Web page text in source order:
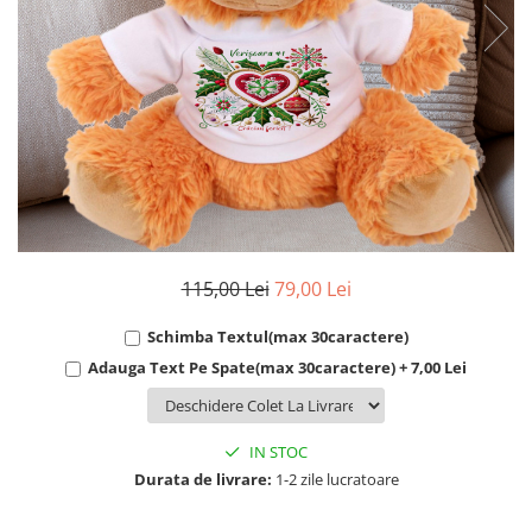
Cadouri Fiu/Fiică
Cadouri Bunici
Cadouri Cumnați
Cadouri Pisici/Câini
Cadouri Meserii&Hobby
Cadouri Apicultori
Cadouri Avocati/Juristi
Cadouri Doctori/Asistente
Cadouri Farmacisti
Cadouri Motociclisti
115,00 Lei 79,00 Lei
Schimba Textul(max 30caractere)
Adauga Text Pe Spate(max 30caractere) + 7,00 Lei
IN STOC
Durata de livrare: 1-2 zile lucratoare